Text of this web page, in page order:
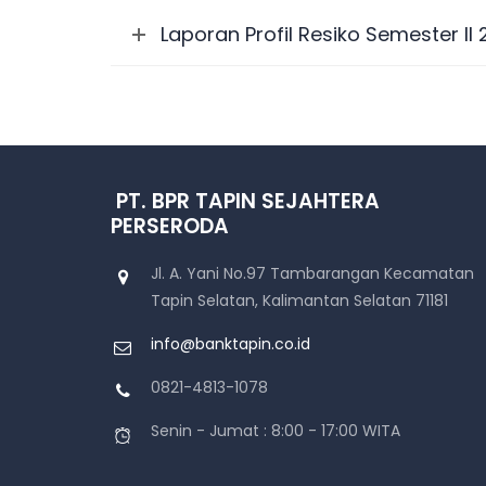
Laporan Profil Resiko Semester II
PT. BPR TAPIN SEJAHTERA
PERSERODA
Jl. A. Yani No.97 Tambarangan Kecamatan
Tapin Selatan, Kalimantan Selatan 71181
info@banktapin.co.id
0821-4813-1078
Senin - Jumat : 8:00 - 17:00 WITA